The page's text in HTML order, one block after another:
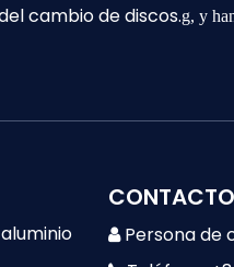
cambio de discos.g, y
CONTACTO
 Persona de